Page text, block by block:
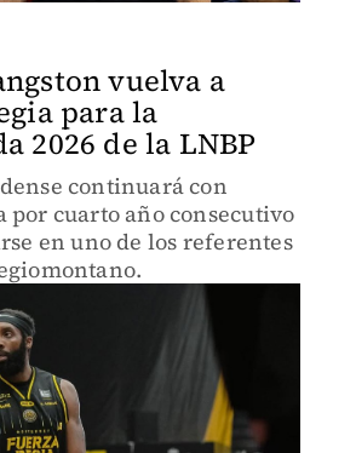
vuelva a
para la
2026 de la LNBP
continuará con
por cuarto año consecutivo
en uno de los referentes